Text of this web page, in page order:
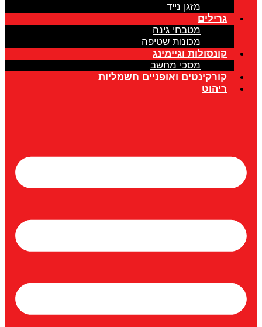
מזגן נייד
גרילים
מטבחי גינה
מכונות שטיפה
קונסולות וגיימינג
מסכי מחשב
קורקינטים ואופניים חשמליות
ריהוט